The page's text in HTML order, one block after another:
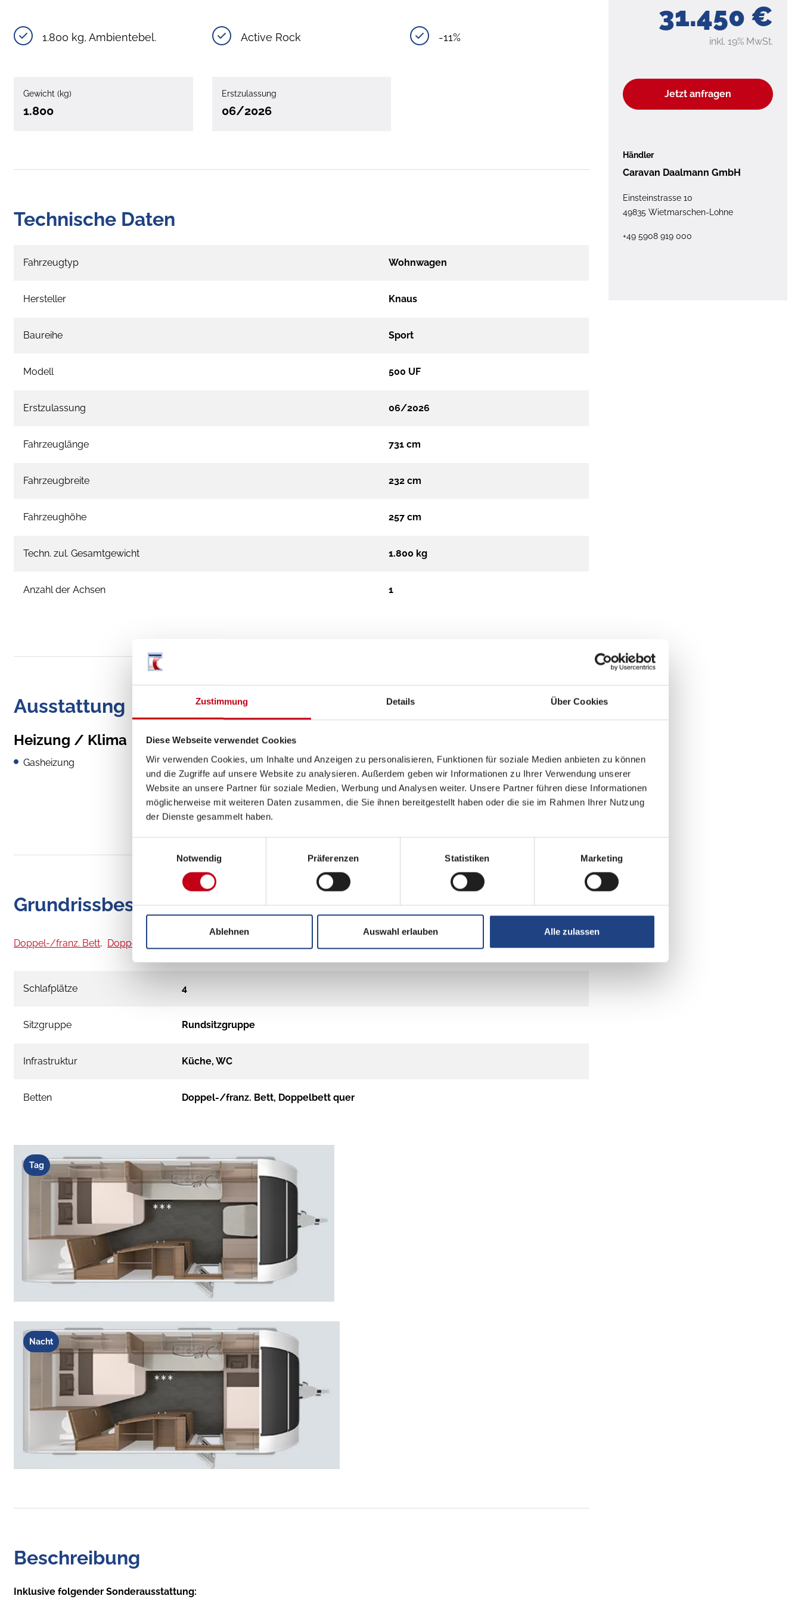
Zustimmung Details Über Cookies
Diese Webseite verwendet Cookies
Wir verwenden Cookies, um Inhalte und Anzeigen zu personalisieren, Funktionen für soziale Medien anbieten zu können
und die Zugriffe auf unsere Website zu analysieren. Außerdem geben wir Informationen zu Ihrer Verwendung unserer
Website an unsere Partner für soziale Medien, Werbung und Analysen weiter. Unsere Partner führen diese Informationen
möglicherweise mit weiteren Daten zusammen, die Sie ihnen bereitgestellt haben oder die sie im Rahmen Ihrer Nutzung
der Dienste gesammelt haben.
Notwendig
Präferenzen Statistiken Marketing
Ablehnen Auswahl erlauben Alle zulassen
31.450 €
inkl. 19% MwSt.
Jetzt anfragen
Händler
Caravan Daalmann GmbH
Einsteinstrasse 10
49835 Wietmarschen-Lohne
+49 5908 919 000
1.800 kg, Ambientebel. Active Rock -11%
Gewicht (kg)
1.800
Erstzulassung
06/2026
Technische Daten
Fahrzeugtyp Wohnwagen
Hersteller Knaus
Baureihe Sport
Modell 500 UF
Erstzulassung 06/2026
Fahrzeuglänge 731 cm
Fahrzeugbreite 232 cm
Fahrzeughöhe 257 cm
Techn. zul. Gesamtgewicht 1.800 kg
Anzahl der Achsen 1
Ausstattung
Heizung / Klima
Gasheizung
Grundrissbeschreibung
Doppel-/franz. Bett, Doppelbett quer
Schlafplätze 4
Sitzgruppe Rundsitzgruppe
Infrastruktur Küche, WC
Betten Doppel-/franz. Bett, Doppelbett quer
Tag
Nacht
Beschreibung
Inklusive folgender Sonderausstattung: